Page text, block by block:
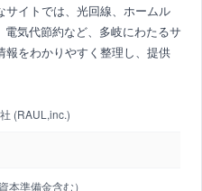
イトでは、光回線、ホームル
気代節約など、多岐にわたるサ
報をわかりやすく整理し、提供
(RAUL,inc.)
本準備金含む）